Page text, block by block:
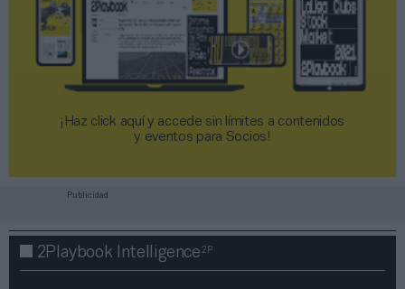
¡Haz click aquí y accede sin límites a contenidos
y eventos para Socios!​​​​​​​
Publicidad
2Playbook Intelligence2P